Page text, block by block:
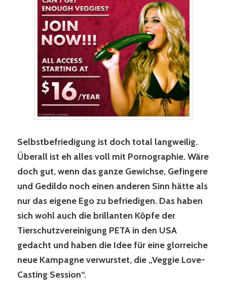
Selbstbefriedigung ist doch total langweilig.
Überall ist eh alles voll mit Pornographie. Wäre
doch gut, wenn das ganze Gewichse, Gefingere
und Gedildo noch einen anderen Sinn hätte als
nur das eigene Ego zu befriedigen. Das haben
sich wohl auch die brillanten Köpfe der
Tierschutzvereinigung PETA in den USA
gedacht und haben die Idee für eine glorreiche
neue Kampagne verwurstet, die „Veggie Love-
Casting Session“.